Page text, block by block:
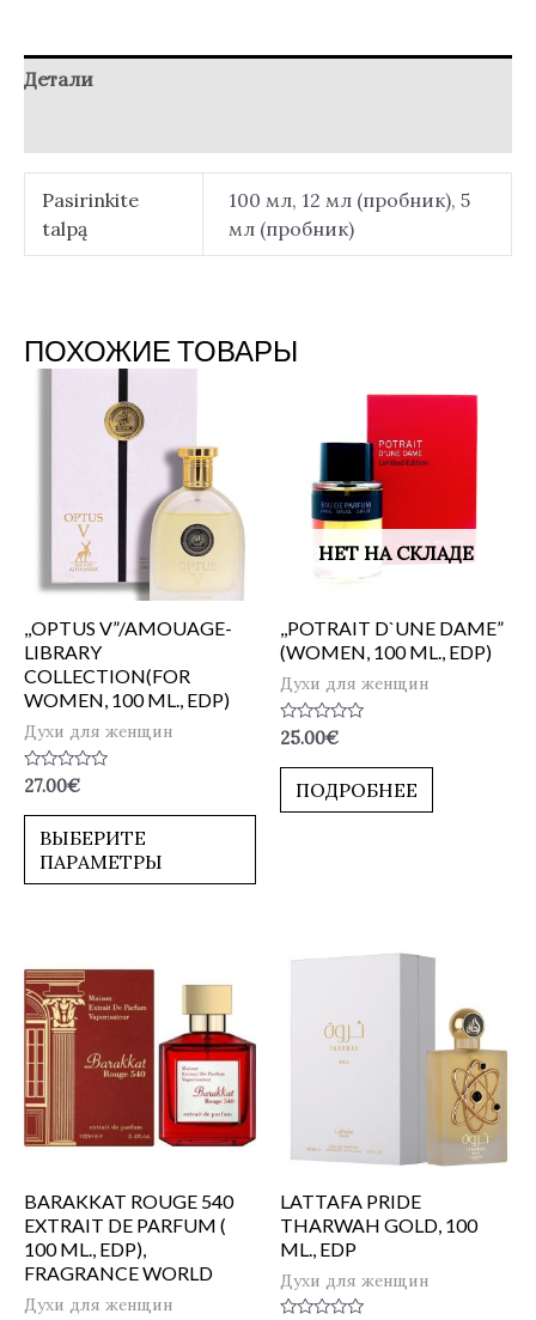
Детали
Pasirinkite
talpą
100 мл, 12 мл (пробник), 5
мл (пробник)
ПОХОЖИЕ ТОВАРЫ
,,OPTUS V”/AMOUAGE-
LIBRARY
COLLECTION(FOR
WOMEN, 100 ML., EDP)
Духи для женщин
Оценка
0
из
27.00€
ВЫБЕРИТЕ
ПАРАМЕТРЫ
НЕТ НА СКЛАДЕ
,,POTRAIT D`UNE DAME”
(WOMEN, 100 ML., EDP)
Духи для женщин
Оценка
0
из
25.00€
ПОДРОБНЕЕ
BARAKKAT ROUGE 540
EXTRAIT DE PARFUM (
100 ML., EDP),
FRAGRANCE WORLD
Духи для женщин
LATTAFA PRIDE
THARWAH GOLD, 100
ML., EDP
Духи для женщин